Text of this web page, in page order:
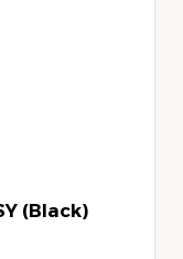
(Black)